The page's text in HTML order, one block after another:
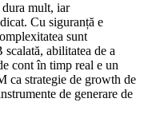
dura mult, iar
Cu siguranță e
sunt
abilitatea de a
cont în timp real e un
ca strategie de growth de
de generare de